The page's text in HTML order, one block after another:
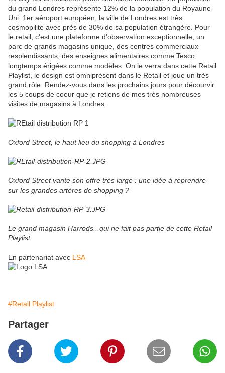
du grand Londres représente 12% de la population du Royaune-
Uni. 1er aéroport européen, la ville de Londres est très
cosmopilite avec près de 30% de sa population étrangère. Pour
le retail, c'est une plateforme d'observation exceptionnelle, un
parc de grands magasins unique, des centres commerciaux
resplendissants, des enseignes alimentaires comme Tesco
longtemps érigées comme modèles. On le verra dans cette Retail
Playlist, le design est omniprésent dans le Retail et joue un très
grand rôle. Rendez-vous dans les prochains jours pour décourvir
les 5 coups de coeur que je retiens de mes très nombreuses
visites de magasins à Londres.
Oxford Street, le haut lieu du shopping à Londres
Oxford Street vante son offre très large : une idée à reprendre
sur les grandes artères de shopping ?
Le grand magasin Harrods...qui ne fait pas partie de cette Retail
Playlist
En partenariat avec LSA
#Retail Playlist
Partager